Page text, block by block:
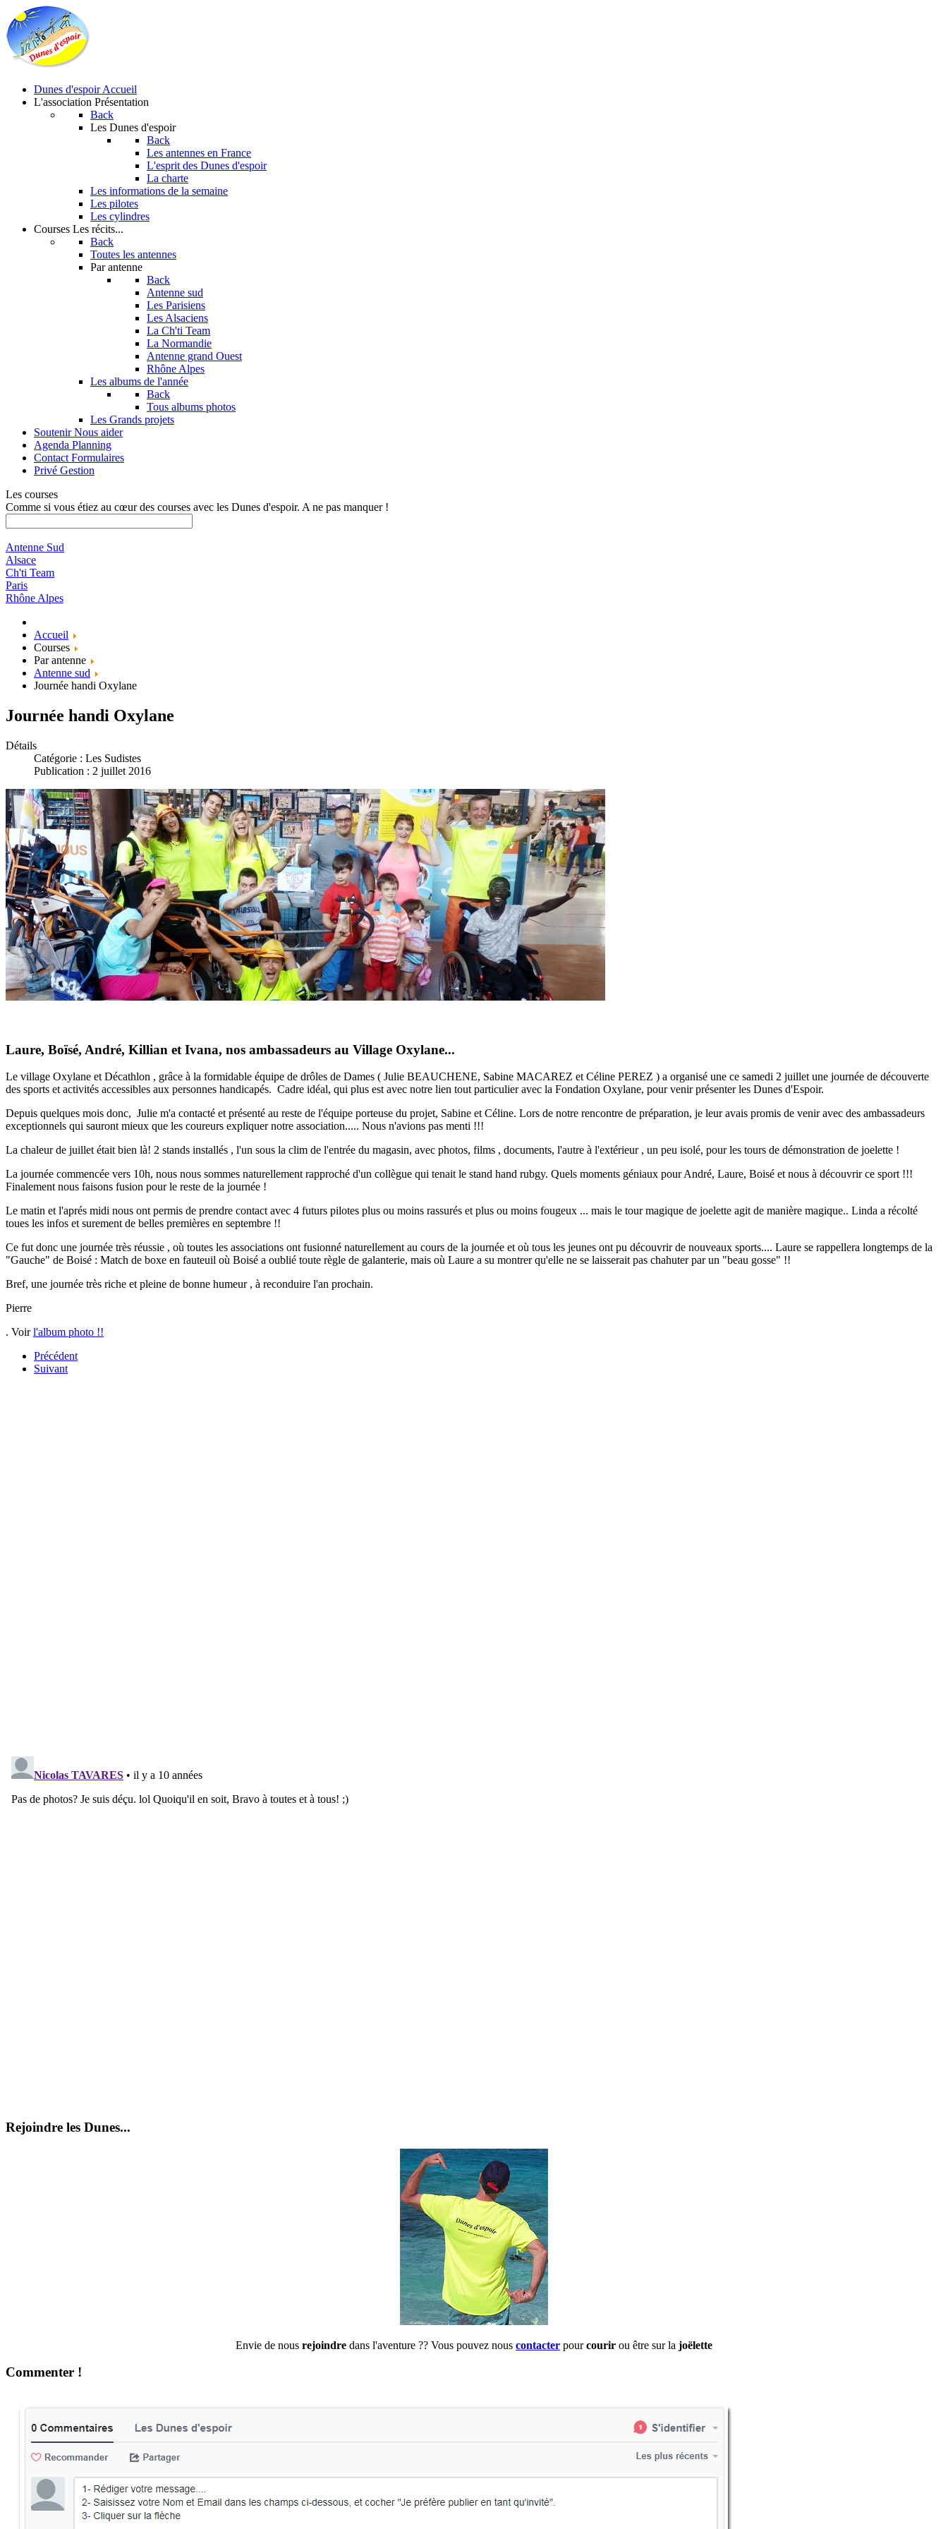
Dunes d'espoir Accueil
L'association Présentation
Back
Les Dunes d'espoir
Back
Les antennes en France
L'esprit des Dunes d'espoir
La charte
Les informations de la semaine
Les pilotes
Les cylindres
Courses Les récits...
Back
Toutes les antennes
Par antenne
Back
Antenne sud
Les Parisiens
Les Alsaciens
La Ch'ti Team
La Normandie
Antenne grand Ouest
Rhône Alpes
Les albums de l'année
Back
Tous albums photos
Les Grands projets
Soutenir Nous aider
Agenda Planning
Contact Formulaires
Privé Gestion
Les courses
Comme si vous étiez au cœur des courses avec les Dunes d'espoir. A ne pas manquer !
Antenne Sud
Alsace
Ch'ti Team
Paris
Rhône Alpes
Accueil
Courses
Par antenne
Antenne sud
Journée handi Oxylane
Journée handi Oxylane
Détails
Catégorie : Les Sudistes
Publication : 2 juillet 2016
Laure, Boïsé, André, Killian et Ivana, nos ambassadeurs au Village Oxylane...
Le village Oxylane et Décathlon , grâce à la formidable équipe de drôles de Dames ( Julie BEAUCHENE, Sabine MACAREZ et Céline PEREZ ) a organisé une ce samedi 2 juillet une journée de découverte
des sports et activités accessibles aux personnes handicapés. Cadre idéal, qui plus est avec notre lien tout particulier avec la Fondation Oxylane, pour venir présenter les Dunes d'Espoir.
Depuis quelques mois donc, Julie m'a contacté et présenté au reste de l'équipe porteuse du projet, Sabine et Céline. Lors de notre rencontre de préparation, je leur avais promis de venir avec des ambassadeurs
exceptionnels qui sauront mieux que les coureurs expliquer notre association..... Nous n'avions pas menti !!!
La chaleur de juillet était bien là! 2 stands installés , l'un sous la clim de l'entrée du magasin, avec photos, films , documents, l'autre à l'extérieur , un peu isolé, pour les tours de démonstration de joelette !
La journée commencée vers 10h, nous nous sommes naturellement rapproché d'un collègue qui tenait le stand hand rubgy. Quels moments géniaux pour André, Laure, Boisé et nous à découvrir ce sport !!!
Finalement nous faisons fusion pour le reste de la journée !
Le matin et l'aprés midi nous ont permis de prendre contact avec 4 futurs pilotes plus ou moins rassurés et plus ou moins fougeux ... mais le tour magique de joelette agit de manière magique.. Linda a récolté
toues les infos et surement de belles premières en septembre !!
Ce fut donc une journée très réussie , où toutes les associations ont fusionné naturellement au cours de la journée et où tous les jeunes ont pu découvrir de nouveaux sports.... Laure se rappellera longtemps de la
"Gauche" de Boisé : Match de boxe en fauteuil où Boisé a oublié toute règle de galanterie, mais où Laure a su montrer qu'elle ne se laisserait pas chahuter par un "beau gosse" !!
Bref, une journée très riche et pleine de bonne humeur , à reconduire l'an prochain.
Pierre
. Voirl'album photo !!
Précédent
Suivant
Rejoindre les Dunes...
Envie de nous rejoindre dans l'aventure ?? Vous pouvez nous contacter pourcourir ou être sur la joëlette
Commenter !